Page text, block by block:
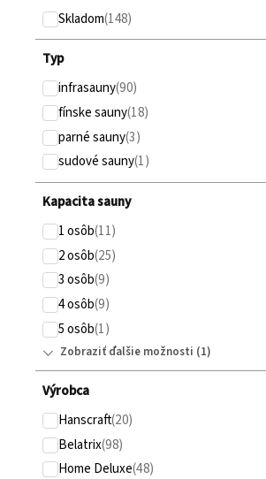
Skladom
Typ
infrasauny
fínske sauny
parné sauny
sudové sauny
Kapacita sauny
1 osôb
2 osôb
3 osôb
4 osôb
5 osôb
Zobraziť ďalšie možnosti
Výrobca
Hanscraft
Belatrix
Home Deluxe